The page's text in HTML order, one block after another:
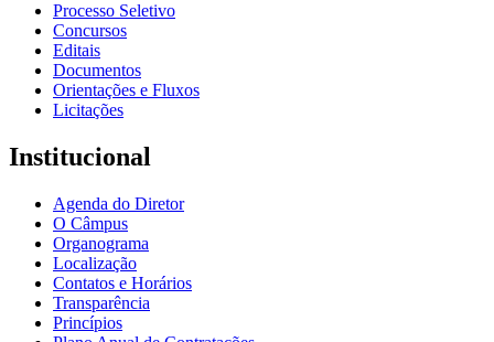
Processo Seletivo
Concursos
Editais
Documentos
Orientações e Fluxos
Licitações
Institucional
Agenda do Diretor
O Câmpus
Organograma
Localização
Contatos e Horários
Transparência
Princípios